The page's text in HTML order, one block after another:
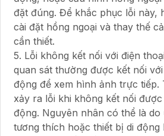
đặt đúng. Để khắc phục lỗi này,
cài đặt hồng ngoại và thay thế
cần thiết.
5. Lỗi không kết nối với điện
quan sát thường được kết nối
động để xem hình ảnh trực tiếp.
xảy ra lỗi khi không kết nối được
động. Nguyên nhân có thể là do
tương thích hoặc thiết bị di động